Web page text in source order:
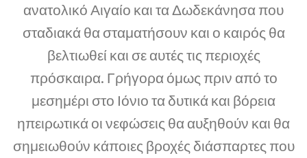
ανατολικό Αιγαίο και τα Δωδεκάνησα που
σταδιακά θα σταματήσουν και ο καιρός θα
βελτιωθεί και σε αυτές τις περιοχές
πρόσκαιρα. Γρήγορα όμως πριν από το
μεσημέρι στο Ιόνιο τα δυτικά και βόρεια
ηπειρωτικά οι νεφώσεις θα αυξηθούν και θα
σημειωθούν κάποιες βροχές διάσπαρτες που